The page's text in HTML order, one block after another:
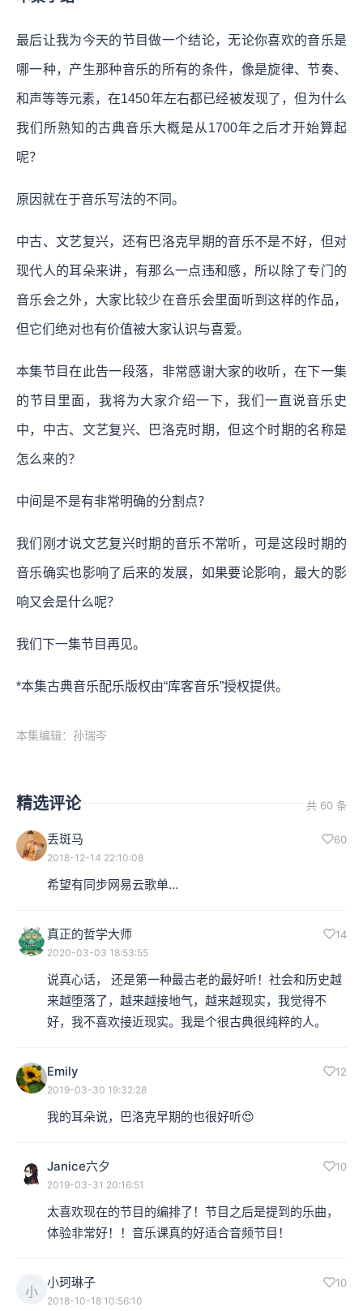
最后让我为今天的节目做一个结论，无论你喜欢的音乐是
哪一种，产生那种音乐的所有的条件，像是旋律、节奏、
和声等等元素，在1450年左右都已经被发现了，但为什么
我们所熟知的古典音乐大概是从1700年之后才开始算起
呢？
原因就在于音乐写法的不同。
中古、文艺复兴，还有巴洛克早期的音乐不是不好，但对
现代人的耳朵来讲，有那么一点违和感，所以除了专门的
音乐会之外，大家比较少在音乐会里面听到这样的作品，
但它们绝对也有价值被大家认识与喜爱。
本集节目在此告一段落，非常感谢大家的收听，在下一集
的节目里面，我将为大家介绍一下，我们一直说音乐史
中，中古、文艺复兴、巴洛克时期，但这个时期的名称是
怎么来的？
中间是不是有非常明确的分割点？
我们刚才说文艺复兴时期的音乐不常听，可是这段时期的
音乐确实也影响了后来的发展，如果要论影响，最大的影
响又会是什么呢？
我们下一集节目再见。
*本集古典音乐配乐版权由“库客音乐”授权提供。
本集编辑：孙瑞岑
精选评论 共 60 条
丢斑马 60
2018-12-14 22:10:08
希望有同步网易云歌单…
真正的哲学大师 14
2020-03-03 18:53:55
说真心话， 还是第一种最古老的最好听！社会和历史越
来越堕落了，越来越接地气，越来越现实，我觉得不
好，我不喜欢接近现实。我是个很古典很纯粹的人。
Emily 12
2019-03-30 19:32:28
我的耳朵说，巴洛克早期的也很好听😍
Janice六夕 10
2019-03-31 20:16:51
太喜欢现在的节目的编排了！节目之后是提到的乐曲，
体验非常好！！音乐课真的好适合音频节目！
小
小珂琳子 10
2018-10-18 10:56:10